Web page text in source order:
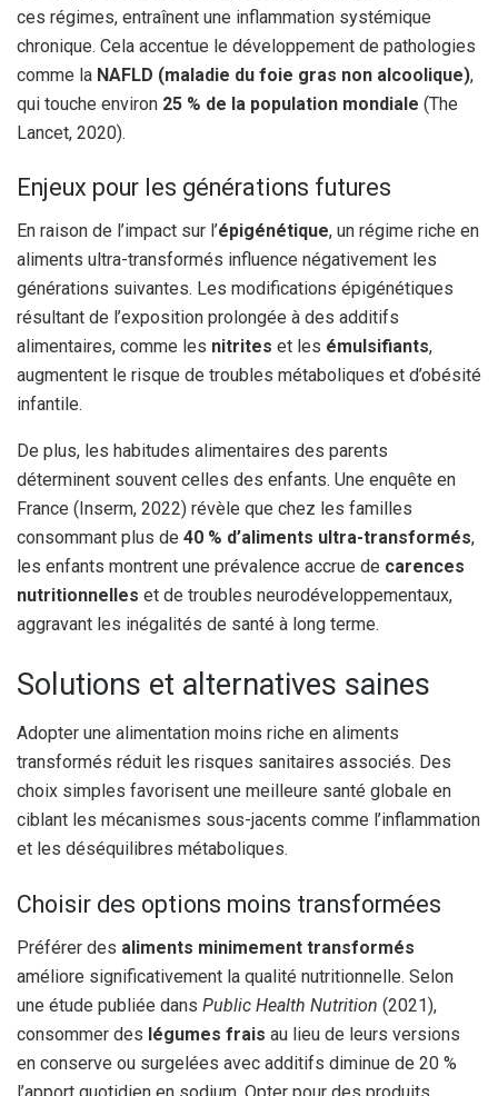
ces régimes, entraînent une inflammation systémique
chronique. Cela accentue le développement de pathologies
comme la NAFLD (maladie du foie gras non alcoolique),
qui touche environ 25 % de la population mondiale (The
Lancet, 2020).
Enjeux pour les générations futures
En raison de l’impact sur l’épigénétique, un régime riche en
aliments ultra-transformés influence négativement les
générations suivantes. Les modifications épigénétiques
résultant de l’exposition prolongée à des additifs
alimentaires, comme les nitrites et les émulsifiants,
augmentent le risque de troubles métaboliques et d’obésité
infantile.
De plus, les habitudes alimentaires des parents
déterminent souvent celles des enfants. Une enquête en
France (Inserm, 2022) révèle que chez les familles
consommant plus de 40 % d’aliments ultra-transformés,
les enfants montrent une prévalence accrue de carences
nutritionnelles et de troubles neurodéveloppementaux,
aggravant les inégalités de santé à long terme.
Solutions et alternatives saines
Adopter une alimentation moins riche en aliments
transformés réduit les risques sanitaires associés. Des
choix simples favorisent une meilleure santé globale en
ciblant les mécanismes sous-jacents comme l’inflammation
et les déséquilibres métaboliques.
Choisir des options moins transformées
Préférer des aliments minimement transformés
améliore significativement la qualité nutritionnelle. Selon
une étude publiée dans Public Health Nutrition (2021),
consommer des légumes frais au lieu de leurs versions
en conserve ou surgelées avec additifs diminue de 20 %